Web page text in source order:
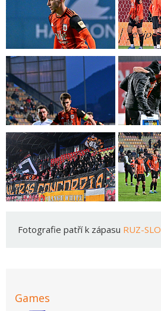
Fotografie patří k zápasu RUZ-SLO
Games